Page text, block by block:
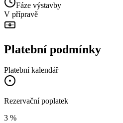
Fáze výstavby
V přípravě
Platební podmínky
Platební kalendář
Rezervační poplatek
3 %